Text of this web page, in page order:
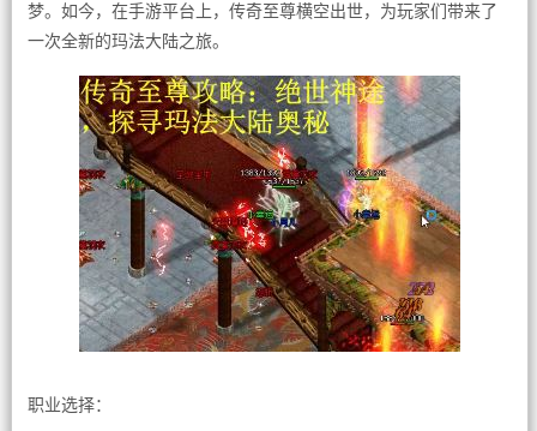
梦。如今，在手游平台上，传奇至尊横空出世，为玩家们带来了
一次全新的玛法大陆之旅。
职业选择：